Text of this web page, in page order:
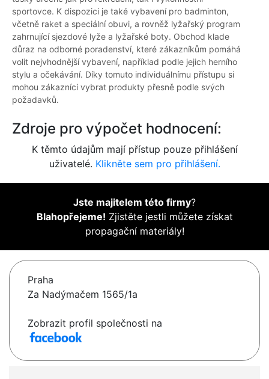
sportovce. K dispozici je také vybavení pro badminton,
včetně raket a speciální obuvi, a rovněž lyžařský program
zahrnující sjezdové lyže a lyžařské boty. Obchod klade
důraz na odborné poradenství, které zákazníkům pomáhá
volit nejvhodnější vybavení, například podle jejich herního
stylu a očekávání. Díky tomuto individuálnímu přístupu si
mohou zákazníci vybrat produkty přesně podle svých
požadavků.
Zdroje pro výpočet hodnocení:
K těmto údajům mají přístup pouze přihlášení
uživatelé. Klikněte sem pro přihlášení.
Jste majitelem této firmy?
Blahopřejeme! Zjistěte jestli můžete získat
propagační materiály!
Praha
Za Nadýmačem 1565/1a
Zobrazit profil společnosti na